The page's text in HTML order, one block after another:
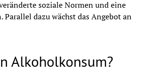
soziale Normen und eine
dazu wächst das Angebot an
Alkoholkonsum?